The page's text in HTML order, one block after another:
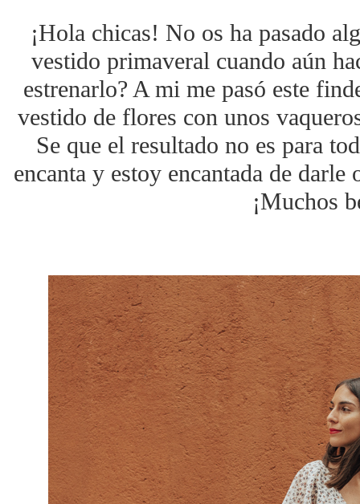
¡Hola chicas! No os ha pasado
vestido primaveral cuando aún
estrenarlo? A mi me pasó este
vestido de flores con unos
Se que el resultado no es para
encanta y estoy encantada de
¡Muchos